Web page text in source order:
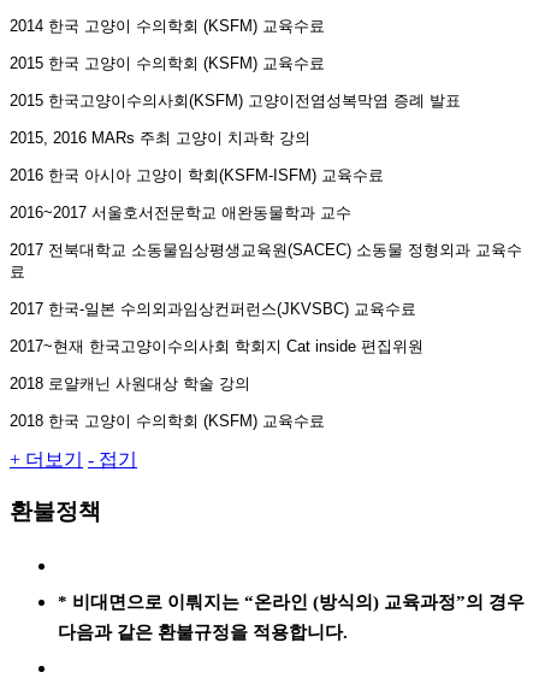
2014 한국 고양이 수의학회 (KSFM) 교육수료
2015 한국 고양이 수의학회 (KSFM) 교육수료
2015 한국고양이수의사회(KSFM) 고양이전염성복막염 증례 발표
2015, 2016 MARs 주최 고양이 치과학 강의
2016 한국 아시아 고양이 학회(KSFM-ISFM) 교육수료
2016~2017 서울호서전문학교 애완동물학과 교수
2017 전북대학교 소동물임상평생교육원(SACEC) 소동물 정형외과 교육수
료
2017 한국-일본 수의외과임상컨퍼런스(JKVSBC) 교육수료
2017~현재 한국고양이수의사회 학회지 Cat inside 편집위원
2018 로얄캐닌 사원대상 학술 강의
2018 한국 고양이 수의학회 (KSFM) 교육수료
+ 더보기 - 접기
환불정책
* 비대면으로 이뤄지는 “온라인 (방식의) 교육과정”의 경우
다음과 같은 환불규정을 적용합니다.